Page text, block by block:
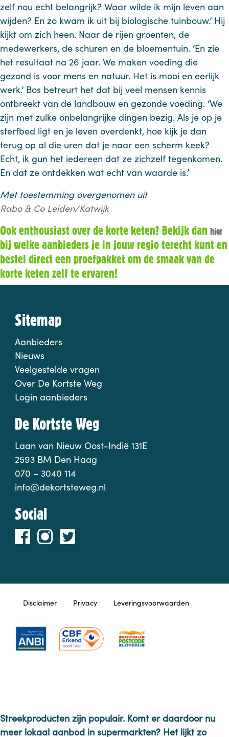
zelf nou echt belangrijk? Waar wilde ik mijn leven aan
wijden? En zo kwam ik uit bij biologische tuinbouw.’ Hij
kijkt om zich heen. Naar de rijen groenten, de
medewerkers, de schuren en de bloementuin. ‘En zie
het resultaat na 26 jaar. We maken voeding die
gezond is voor mens en natuur. Het is mooi en eerlijk
werk.’ Bos betreurt het dat bij veel mensen kennis
ontbreekt van de landbouw en gezonde voeding. ‘We
zijn met zulke onbelangrijke dingen bezig. Als je op je
sterfbed ligt en je leven overdenkt, hoe kijk je dan
terug op al die uren dat je naar een scherm keek?
Echt, ik gun het iedereen dat ze zichzelf tegenkomen.
En dat ze ontdekken wat echt van waarde is.’
Met toestemming overgenomen uit
Rabo & Co Leiden/Katwijk
Ook enthousiast over de korte keten? Bekijk dan hier
bij welke aanbieders je in jouw regio terecht kunt en
bestel direct een proefpakket om de smaak van de
korte keten zelf te ervaren!
Sitemap
Aanbieders
Nieuws
Veelgestelde vragen
Over De Kortste Weg
Login aanbieders
De Kortste Weg
Laan van Nieuw Oost-Indië 131E
2593 BM Den Haag
070 – 3040 114
info@dekortsteweg.nl
Social
Disclaimer Privacy Leveringsvoorwaarden
Streekproducten zijn populair. Komt er daardoor nu
meer lokaal aanbod in supermarkten? Het lijkt zo